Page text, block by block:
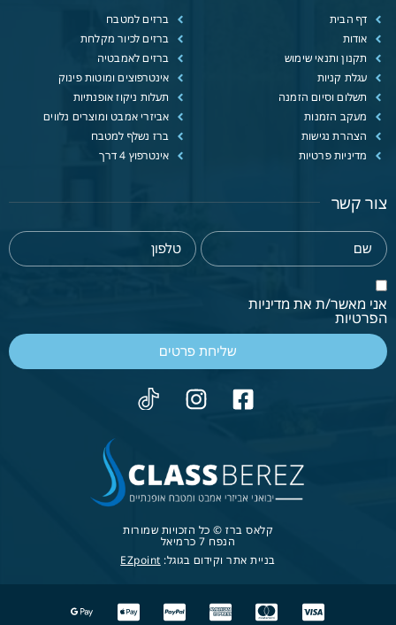
דף הבית
אודות
תקנון ותנאי שימוש
עגלת קניות
תשלום וסיום הזמנה
מעקב הזמנות
הצהרת נגישות
מדיניות פרטיות
ברזים למטבח
ברזים לכיור מקלחת
ברזים לאמבטיה
אינטרפוצים ומוטות פינוק
תעלות ניקוז אופנתיות
אביזרי אמבט ומוצרים נלווים
ברז נשלף למטבח
אינטרפוץ 4 דרך
צור קשר
אני מאשר/ת את מדיניות
הפרטיות
שליחת פרטים
קלאס ברז © כל הזכויות שמורות
הנפח 7 כרמיאל
בניית אתר וקידום בגוגל: EZpoint